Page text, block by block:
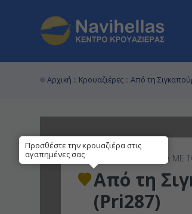
Αρχική :: Κρουαζιέρες :: Από τη
14ΉΜΕΡΗ ΚΡΟΥΑΖΙΕΡΑ ΜΕ
Από τη
(Pri287)
Προσθέστε την κρουαζιέρα στις
αγαπημένες σας